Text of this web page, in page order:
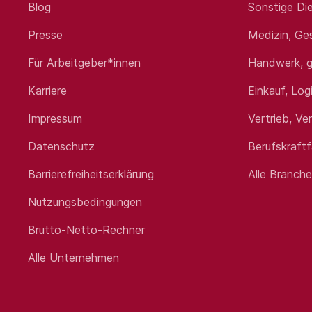
seit 2012 eine auf das
und nichtärztliches Fach-
Unsere Mission ist es, die
jeweiligen Bedürfnisse,
wir Ihnen während des
Markterfahrung im
freuen uns auf Ihre
Singen
Blog
Presse
Für Arbeitgeber*innen
Karriere
Impressum
Datenschutz
Barrierefreiheitserklärung
Nutzungsbedingungen
Brutto-Netto-Rechner
Alle Unternehmen
Sonstige
Medizin,
Handwerk,
Einkauf,
Vertrieb,
Alle